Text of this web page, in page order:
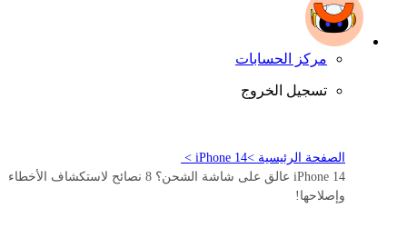
مركز الحسابات
تسجيل الخروج
الصفحة الرئيسية >iPhone 14 >
iPhone 14 عالق على شاشة الشحن؟ 8 نصائح لاستكشاف الأخطاء
وإصلاحها!